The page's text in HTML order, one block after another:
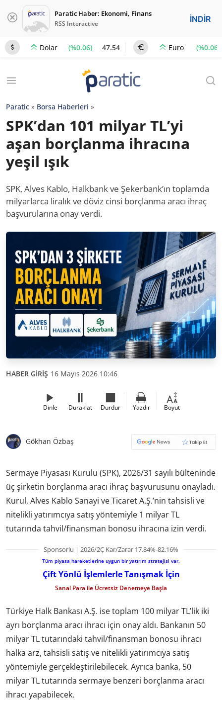
Paratic Haber: Ekonomi, Finans
RSS Interactive İNDİR
Dolar (%0.06) 47.54 Euro (%0.06)
Paratic » Borsa Haberleri »
SPK’dan 101 milyar TL’yi
aşan borçlanma ihracına
yeşil ışık
SPK, Alves Kablo, Halkbank ve Şekerbank’ın toplamda
milyarlarca liralık ve döviz cinsi borçlanma aracı ihraç
başvurularına onay verdi.
HABER GİRİŞ 16 Mayıs 2026 10:46
Dinle Duraklat Durdur Yazdır Boyut
Gökhan Özbaş
Sermaye Piyasası Kurulu (SPK), 2026/31 sayılı bülteninde
üç şirketin borçlanma aracı ihraç başvurusunu onayladı.
Kurul, Alves Kablo Sanayi ve Ticaret A.Ş.’nin tahsisli ve
nitelikli yatırımcıya satış yöntemiyle 1 milyar TL
tutarında tahvil/finansman bonosu ihracına izin verdi.
Sponsorlu | 2026/2Ç Kar/Zarar 17.84%-82.16%
Tüm piyasa hareketlerine uygun bir yatırım stratejisi var.
Çift Yönlü İşlemlerle Tanışmak İçin
Sanal Para ile Ücretsiz Denemeye Başla
Türkiye Halk Bankası A.Ş. ise toplam 100 milyar TL’lik iki
ayrı borçlanma aracı ihracı için onay aldı. Bankanın 50
milyar TL tutarındaki tahvil/finansman bonosu ihracı
halka arz, tahsisli satış ve nitelikli yatırımcıya satış
yöntemiyle gerçekleştirilebilecek. Ayrıca banka, 50
milyar TL tutarında sermaye benzeri borçlanma aracı
ihracı yapabilecek.